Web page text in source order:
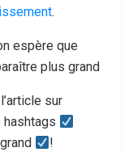
.
espère que
plus grand
sur
!